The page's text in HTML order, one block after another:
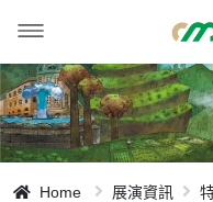
要
內
容
Home 展演資訊